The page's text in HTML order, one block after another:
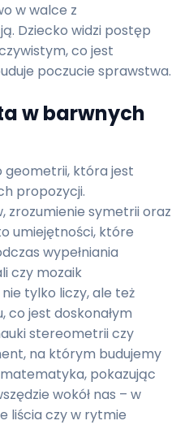
w walce z
Dziecko widzi postęp
co jest
poczucie sprawstwa.
w barwnych
geometrii, która jest
propozycji.
zrozumienie symetrii oraz
umiejętności, które
wypełniania
czy mozaik
tylko liczy, ale też
co jest doskonałym
stereometrii czy
na którym budujemy
pokazując
wokół nas – w
liścia czy w rytmie